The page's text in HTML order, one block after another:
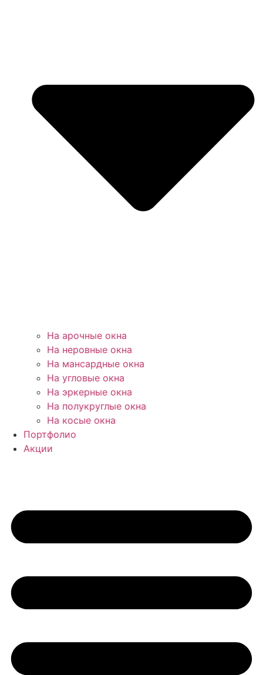
На арочные окна
На неровные окна
На мансардные окна
На угловые окна
На эркерные окна
На полукруглые окна
На косые окна
Портфолио
Акции